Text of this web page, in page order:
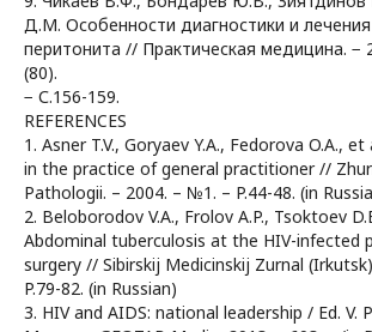
Д.М. Особенности диагностики и лечения
перитонита // Практическая медицина. −
(80).
− С.156-159.
REFERENCES
1. Asner T.V., Goryaev Y.A., Fedorova O.A.,
in the practice of general practitioner //
Pathologii. – 2004. – №1. – P.44-48. (in
2. Beloborodov V.A., Frolov A.P., Tsoktoev
Abdominal tuberculosis at the HIV-infected
surgery // Sibirskij Medicinskij Zurnal
P.79-82. (in Russian)
3. HIV and AIDS: national leadership / Ed. V.